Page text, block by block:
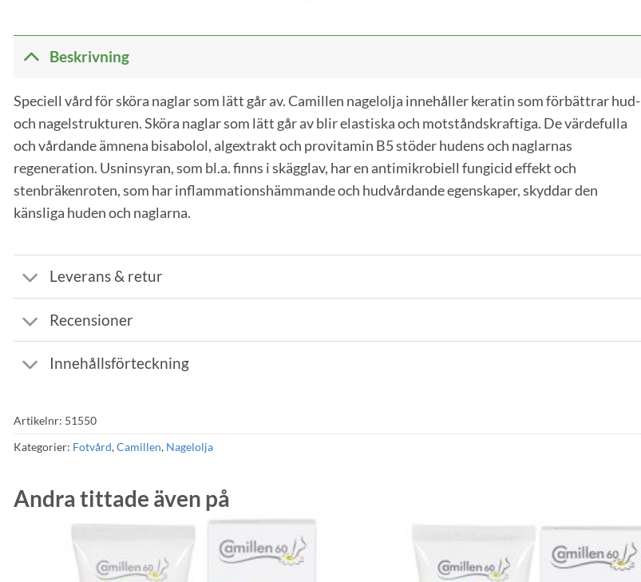
Beskrivning
Speciell vård för sköra naglar som lätt går av. Camillen nagelolja innehåller keratin som förbättrar hud-
och nagelstrukturen. Sköra naglar som lätt går av blir elastiska och motståndskraftiga. De värdefulla
och vårdande ämnena bisabolol, algextrakt och provitamin B5 stöder hudens och naglarnas
regeneration. Usninsyran, som bl.a. finns i skägglav, har en antimikrobiell fungicid effekt och
stenbräkenroten, som har inflammationshämmande och hudvårdande egenskaper, skyddar den
känsliga huden och naglarna.
Leverans & retur
Recensioner
Innehållsförteckning
Artikelnr: 51550
Kategorier: Fotvård,Camillen, Nagelolja
Andra tittade även på